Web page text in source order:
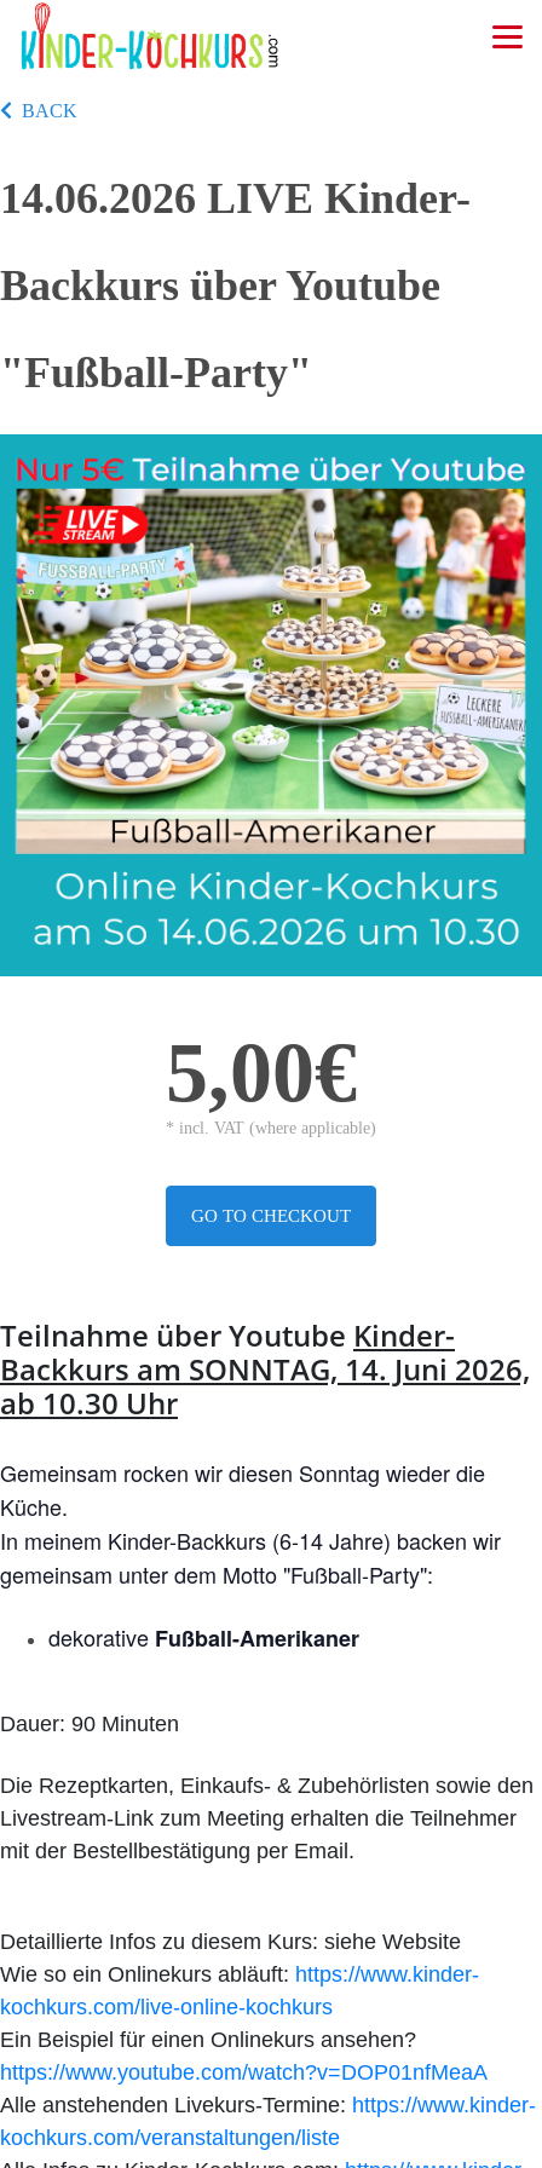
BACK
14.06.2026 LIVE Kinder-
Backkurs über Youtube
"Fußball-Party"
5,00€
* incl. VAT (where applicable)
GO TO CHECKOUT
Teilnahme über Youtube Kinder-
Backkurs am SONNTAG, 14. Juni 2026,
ab 10.30 Uhr
Gemeinsam rocken wir diesen Sonntag wieder die
Küche.
In meinem Kinder-Backkurs (6-14 Jahre) backen wir
gemeinsam unter dem Motto "Fußball-Party":
dekorative Fußball-Amerikaner
Dauer: 90 Minuten
Die Rezeptkarten, Einkaufs- & Zubehörlisten sowie den
Livestream-Link zum Meeting erhalten die Teilnehmer
mit der Bestellbestätigung per Email.
Detaillierte Infos zu diesem Kurs: siehe Website
Wie so ein Onlinekurs abläuft: https://www.kinder-
kochkurs.com/live-online-kochkurs
Ein Beispiel für einen Onlinekurs ansehen?
https://www.youtube.com/watch?v=DOP01nfMeaA
Alle anstehenden Livekurs-Termine: https://www.kinder-
kochkurs.com/veranstaltungen/liste